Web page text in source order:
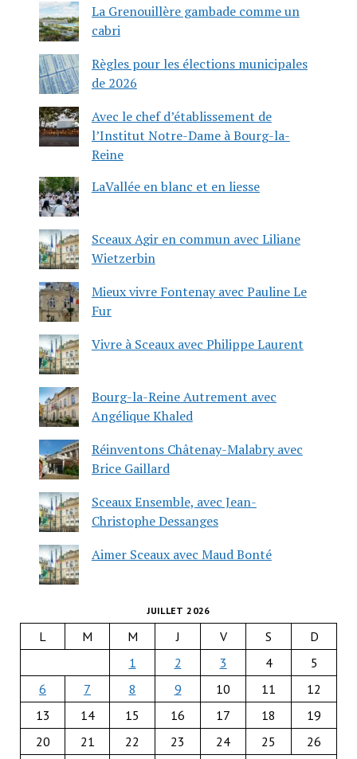
La Grenouillère gambade comme un
cabri
Règles pour les élections municipales
de 2026
Avec le chef d’établissement de
l’Institut Notre-Dame à Bourg-la-
Reine
LaVallée en blanc et en liesse
Sceaux Agir en commun avec Liliane
Wietzerbin
Mieux vivre Fontenay avec Pauline Le
Fur
Vivre à Sceaux avec Philippe Laurent
Bourg-la-Reine Autrement avec
Angélique Khaled
Réinventons Châtenay-Malabry avec
Brice Gaillard
Sceaux Ensemble, avec Jean-
Christophe Dessanges
Aimer Sceaux avec Maud Bonté
JUILLET 2026
L M M J V S
D
1
2 3 4
5
6
7 8 9 10 11
12
13
14 15 16 17 18
19
20
21 22 23 24 25 26